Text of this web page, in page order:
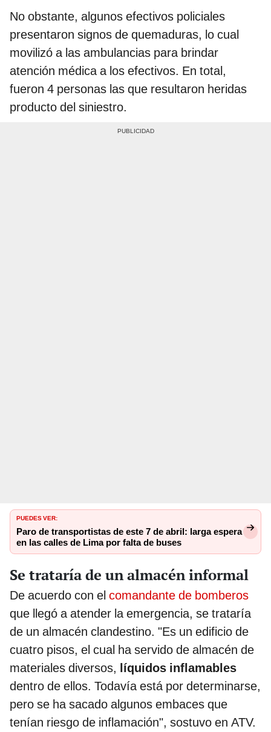
No obstante, algunos efectivos policiales
presentaron signos de quemaduras, lo cual
movilizó a las ambulancias para brindar
atención médica a los efectivos. En total,
fueron 4 personas las que resultaron heridas
producto del siniestro.
PUEDES VER:
Paro de transportistas de este 7 de abril: larga espera
en las calles de Lima por falta de buses
Se trataría de un almacén informal
De acuerdo con el comandante de bomberos
que llegó a atender la emergencia, se trataría
de un almacén clandestino. "Es un edificio de
cuatro pisos, el cual ha servido de almacén de
materiales diversos, líquidos inflamables
dentro de ellos. Todavía está por determinarse,
pero se ha sacado algunos embaces que
tenían riesgo de inflamación", sostuvo en ATV.